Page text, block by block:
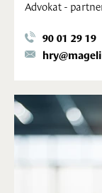
Advokat -
90 01 29 19